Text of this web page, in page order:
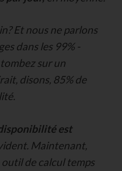
Et nous ne parlons
dans les 99% -
sur un
disons, 85% de
est
Maintenant,
de calcul temps